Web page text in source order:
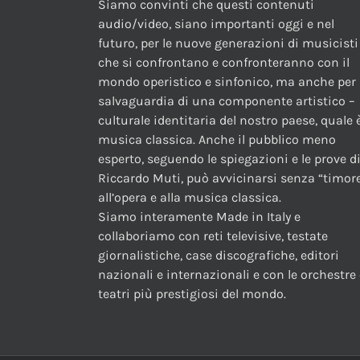
Siamo convinti che questi contenuti
audio/video, siano importanti oggi e nel
futuro, per le nuove generazioni di musicisti
che si confrontano e confronteranno con il
mondo operistico e sinfonico, ma anche per
salvaguardia di una componente artistico –
culturale identitaria del nostro paese, quale
musica classica. Anche il pubblico meno
esperto, seguendo le spiegazioni e le prove di
Riccardo Muti, può avvicinarsi senza
all’opera e alla musica classica.
Siamo interamente Made in Italy e
collaboriamo con reti televisive, testate
giornalistiche, case discografiche, editori
nazionali e internazionali e con le orchestre
teatri più prestigiosi del mondo.